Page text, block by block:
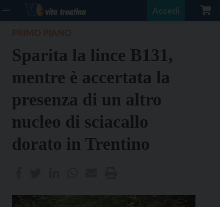
Accedi
Sparita la lince B131,
mentre è accertata la
presenza di un altro
nucleo di sciacallo
dorato in Trentino